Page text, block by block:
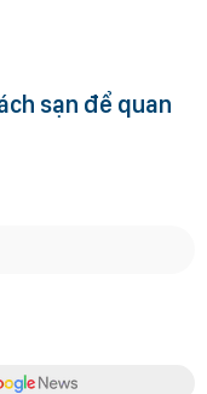
sạn để quan